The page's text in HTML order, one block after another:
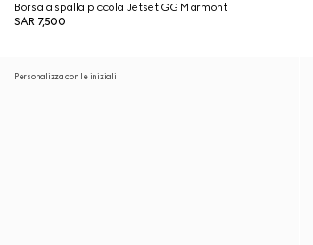
Borsa a spalla piccola Jetset GG Marmont
SAR 7,500
Personalizza con le iniziali